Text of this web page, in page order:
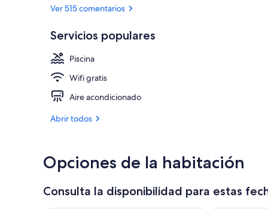
Ver 515 comentarios
Servicios populares
Piscina
Wifi gratis
Aire acondicionado
Abrir todos
Opciones de la habitación
Consulta la disponibilidad para estas